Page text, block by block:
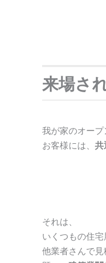
来場さ
我が家のオー
お客様には、 共
それは、
いくつもの住宅
他業者さんで見